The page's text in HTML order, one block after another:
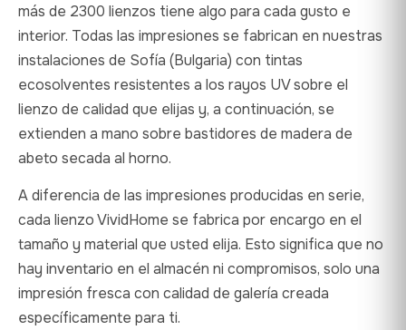
más de 2300 lienzos tiene algo para cada gusto e
interior. Todas las impresiones se fabrican en nuestras
instalaciones de Sofía (Bulgaria) con tintas
ecosolventes resistentes a los rayos UV sobre el
lienzo de calidad que elijas y, a continuación, se
extienden a mano sobre bastidores de madera de
abeto secada al horno.
A diferencia de las impresiones producidas en serie,
cada lienzo VividHome se fabrica por encargo en el
tamaño y material que usted elija. Esto significa que no
hay inventario en el almacén ni compromisos, solo una
impresión fresca con calidad de galería creada
específicamente para ti.